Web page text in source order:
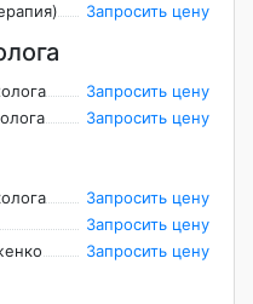
Запросить цену
Запросить цену
Запросить цену
Запросить цену
Запросить цену
Запросить цену